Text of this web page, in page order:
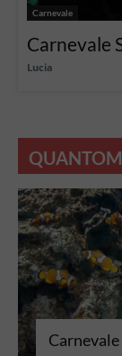
Carnevale
Carnevale
Lucia